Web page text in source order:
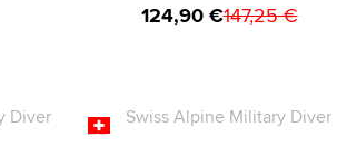
124,90 €147,25 €